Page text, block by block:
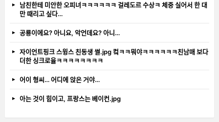
남친한테 미안한 오피녀ㅋㅋㅋㅋㅋㅋ 걸레도르 수상ㅋ 체중 실어서 한 대
만 때리고 싶다…
공룡이에요? 아니요, 악언데요? 아니…
자이언트핑크 스윙스 친동생 썰.jpg 컼ㅋㅋ뭐야ㅋㅋㅋㅋㅋㅋ친남매 보다
더한 싱크로율ㅋㅋㅋㅋㅋㅋㅋㅋ
어이 형씨… 어디에 앉은 거야…
아는 것이 힘이고, 프랑스는 베이컨.jpg